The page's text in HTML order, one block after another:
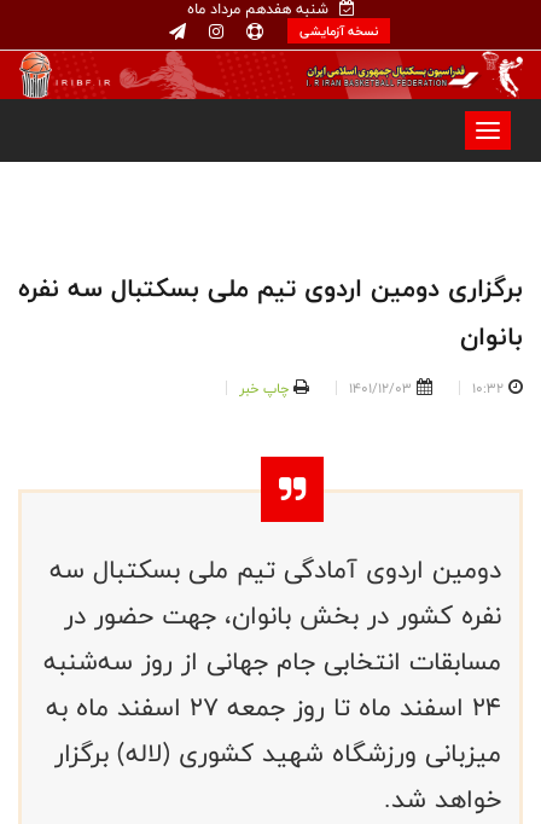
شنبه هفدهم مرداد ماه
نسخه آزمایشی
برگزاری دومین اردوی تیم ملی بسکتبال سه نفره
بانوان
10:32
1401/12/03 چاپ خبر
دومین اردوی آمادگی تیم ملی بسکتبال سه
نفره کشور در بخش بانوان، جهت حضور در
مسابقات انتخابی جام جهانی از روز سه‌شنبه
۲۴ اسفند ماه تا روز جمعه ۲۷ اسفند ماه به
میزبانی ورزشگاه شهید کشوری (لاله) برگزار
خواهد شد.